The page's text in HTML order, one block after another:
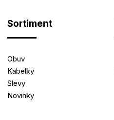
Sortiment
Obuv
Kabelky
Slevy
Novinky